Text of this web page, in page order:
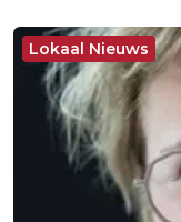
Lokaal Nieuws